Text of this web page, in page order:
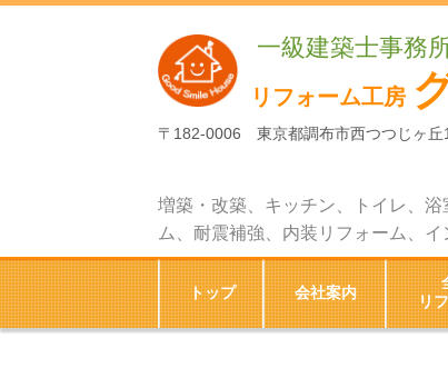
一級建築士事
リフォーム工房
〒182-0006 東京都調布市西つつじヶ丘
増築・改築、キッチン、トイレ、
ム、耐震補強、内装リフォーム、
トップ 会社案内
リ